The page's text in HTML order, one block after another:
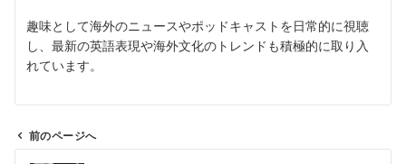
趣味として海外のニュースやポッドキャストを日常的に視聴
し、最新の英語表現や海外文化のトレンドも積極的に取り入
れています。
前のページへ